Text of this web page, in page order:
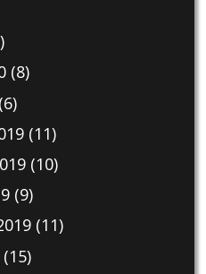
(8)
(11)
(10)
(9)
(11)